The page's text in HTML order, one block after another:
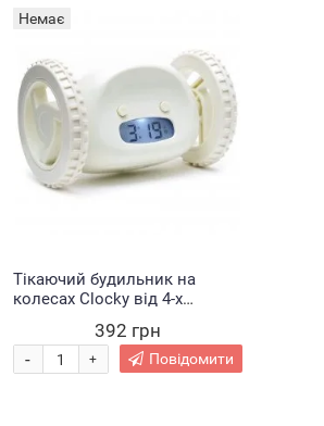
Немає
Тікаючий будильник на
колесах Clocky від 4-х
392 грн
+
- Повідомити